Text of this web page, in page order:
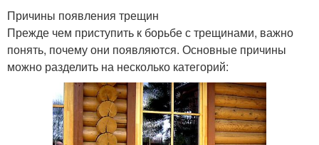
Причины появления трещин
Прежде чем приступить к борьбе с трещинами, важно
понять, почему они появляются. Основные причины
можно разделить на несколько категорий: